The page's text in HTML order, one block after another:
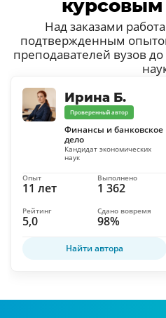
Над заказами
подтвержденным
преподавателей вузов
Ирина Б.
Проверенный автор
Финансы и банковское
дело
Кандидат экономических
наук
11 лет
Опыт
1 362
Выполнено
5,0
Рейтинг
98%
Сдано вовремя
Найти автора